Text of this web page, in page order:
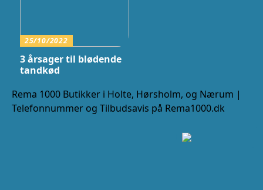
25/10/2022
3 årsager til blødende
tandkød
Rema 1000 Butikker i Holte, Hørsholm, og Nærum |
Telefonnummer og Tilbudsavis på Rema1000.dk